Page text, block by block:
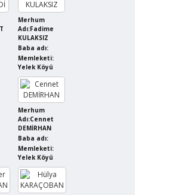
Merhum
Adı:Fadime
KULAKSIZ
Baba adı:
Memleketi:
Yelek Köyü
Merhum
Adı:Cennet
DEMİRHAN
Baba adı:
Memleketi:
Yelek Köyü